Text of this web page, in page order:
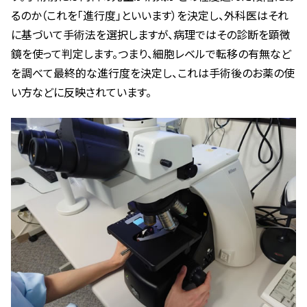
るのか（これを「進行度」といいます）を決定し、外科医はそれ
に基づいて手術法を選択しますが、病理ではその診断を顕微
鏡を使って判定します。つまり、細胞レベルで転移の有無など
を調べて最終的な進行度を決定し、これは手術後のお薬の使
い方などに反映されています。